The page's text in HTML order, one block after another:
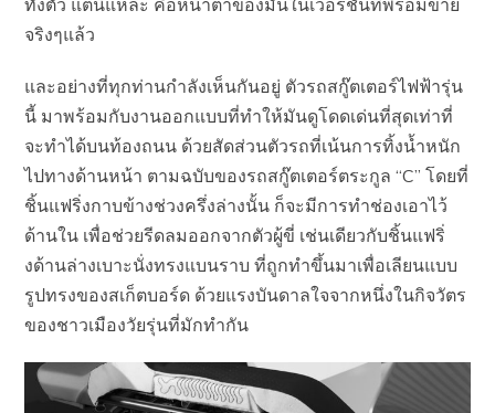
จริงๆแล้ว
และอย่างที่ทุกท่านกำลังเห็นกันอยู่ ตัวรถสกู๊ตเตอร์ไฟฟ้ารุ่น
นี้ มาพร้อมกับงานออกแบบที่ทำให้มันดูโดดเด่นที่สุดเท่าที่
จะทำได้บนท้องถนน ด้วยสัดส่วนตัวรถที่เน้นการทิ้งน้ำหนัก
ไปทางด้านหน้า ตามฉบับของรถสกู๊ตเตอร์ตระกูล “C” โดยที่
ชิ้นแฟริ่งกาบข้างช่วงครึ่งล่างนั้น ก็จะมีการทำช่องเอาไว้
ด้านใน เพื่อช่วยรีดลมออกจากตัวผู้ขี่ เช่นเดียวกับชิ้นแฟริ่
งด้านล่างเบาะนั่งทรงแบนราบ ที่ถูกทำขึ้นมาเพื่อเลียนแบบ
รูปทรงของสเก็ตบอร์ด ด้วยแรงบันดาลใจจากหนึ่งในกิจวัตร
ของชาวเมืองวัยรุ่นที่มักทำกัน